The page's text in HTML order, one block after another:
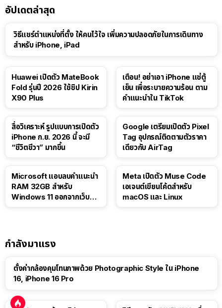
อัปเดตล่าสุด
วิธีแชร์ตำแหน่งที่ตั้ง ให้คนไว้ใจ เพิ่มความปลอดภัยในการเดินทาง
สำหรับ iPhone, iPad
Huawei เปิดตัว MateBook
Fold รุ่นปี 2026 ใช้ชิป Kirin
X90 Plus
เตือน! อย่าเอา iPhone แช่ตู้
เย็น เพื่อระบายความร้อน ตาม
คำแนะนำใน TikTok
สื่อวิเคราะห์ รูปแบบการเปิดตัว
iPhone ก.ย. 2026 นี้ จะมี
“ชีวิตชีวา” มากขึ้น
Google เตรียมเปิดตัว Pixel
Tag อุปกรณ์ติดตามตัวราคา
เดียวกับ AirTag
Microsoft แอบลบคำแนะนำ
RAM 32GB สำหรับ
Windows 11 ออกจากเว็บตัว
Meta เปิดตัว Muse Code
เอเจนต์เขียนโค้ดสำหรับ
macOS และ Linux
กำลังมาแรง
ตั้งค่ากล้องคุมโทนภาพด้วย Photographic Style ใน iPhone
16, iPhone 16 Pro